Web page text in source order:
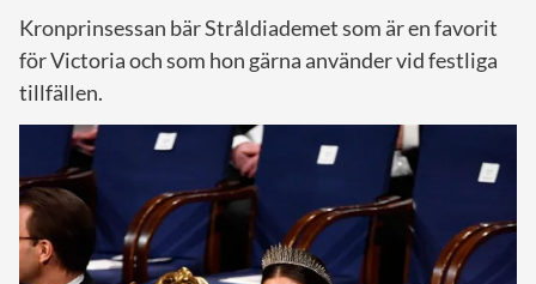
Kronprinsessan bär Stråldiademet som är en favorit
för Victoria och som hon gärna använder vid festliga
tillfällen.